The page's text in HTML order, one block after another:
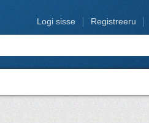
Registreeru
Logi sisse